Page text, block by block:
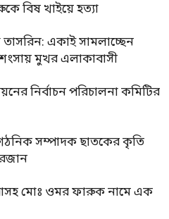
বিষ খাইয়ে হত্যা
একাই সামলাচ্ছেন
মুখর এলাকাবাসী
নির্বাচন পরিচালনা কমিটির
সম্পাদক ছাতকের কৃতি
মোঃ ওমর ফারুক নামে এক